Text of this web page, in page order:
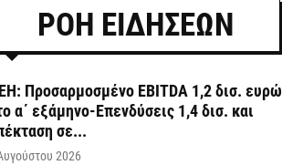
ΡΟΗ ΕΙΔΗΣΕΩΝ
Προσαρμοσμένο EBITDA 1,2 δισ. ευρώ
α΄ εξάμηνο-Επενδύσεις 1,4 δισ. και
σε...
2026